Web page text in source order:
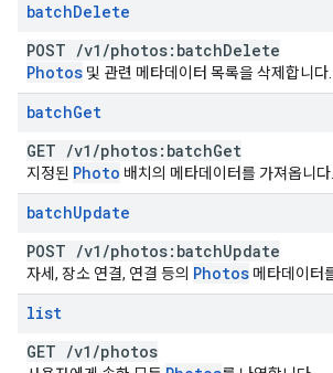
batchDelete
POST /v1 /photos:batchDelete
Photos 및 관련 메타데이터 목록을 삭제합니다.
batchGet
GET /v1 /photos:batchGet
지정된 Photo 배치의 메타데이터를 가져옵니다.
batchUpdate
POST /v1 /photos:batchUpdate
자세, 장소 연결, 연결 등의 Photos 메타데이터
list
GET /v1 /photos